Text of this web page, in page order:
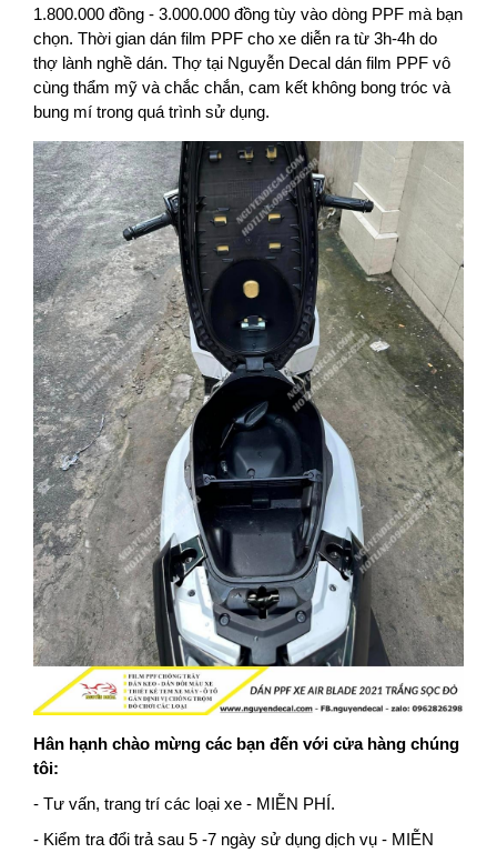
1.800.000 đồng - 3.000.000 đồng tùy vào dòng PPF mà bạn
chọn. Thời gian dán film PPF cho xe diễn ra từ 3h-4h do
thợ lành nghề dán. Thợ tại Nguyễn Decal dán film PPF vô
cùng thẩm mỹ và chắc chắn, cam kết không bong tróc và
bung mí trong quá trình sử dụng.
Hân hạnh chào mừng các bạn đến với cửa hàng chúng
tôi:
- Tư vấn, trang trí các loại xe - MIỄN PHÍ.
- Kiểm tra đổi trả sau 5 -7 ngày sử dụng dịch vụ - MIỄN